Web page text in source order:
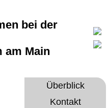
Überblick
Kontakt
bei der
am Main